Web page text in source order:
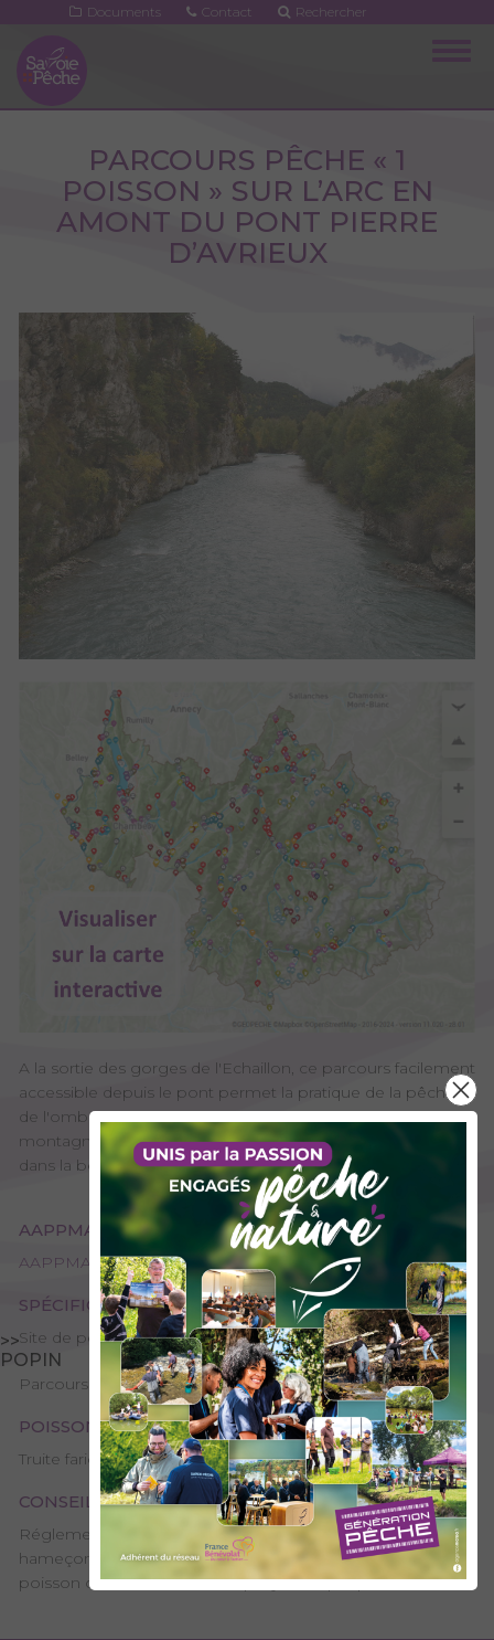
contenu
principal
Documents Contact Rechercher
>>
POPIN
PARCOURS PÊCHE « 1
POISSON » SUR L’ARC EN
AMONT DU PONT PIERRE
D’AVRIEUX
A la sortie des gorges de l'Echaillon, ce parcours facilement
accessible depuis le pont permet la pratique de la pêche
de l'ombre commun dans une rivière torrentueuse de
montagne. Offrez-vous des parties de pêche inoubliables
dans la beauté de ces gorges.
AAPPMA GESTIONNAIRE
AAPPMA d'Aussois / Avrieux - Aussois / Norma Pêche
SPÉCIFICITÉS
Site de pêche - 1ère catégorie
Parcours "1 poisson"
POISSONS PRÉSENTS
Truite fario, Ombre commun, Truite arc-en-ciel
CONSEILS DE PÊCHE
Réglementation spécifique : Toutes techniques. 2
hameçons ou 3 mouches artificielles, sans ardillon. 1
poisson conservé maximum par jour et par pêcheur.